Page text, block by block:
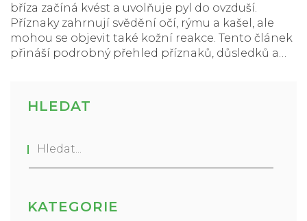
bříza začíná kvést a uvolňuje pyl do ovzduší.
Příznaky zahrnují svědění očí, rýmu a kašel, ale
mohou se objevit také kožní reakce. Tento článek
přináší podrobný přehled příznaků, důsledků a
HLEDAT
KATEGORIE